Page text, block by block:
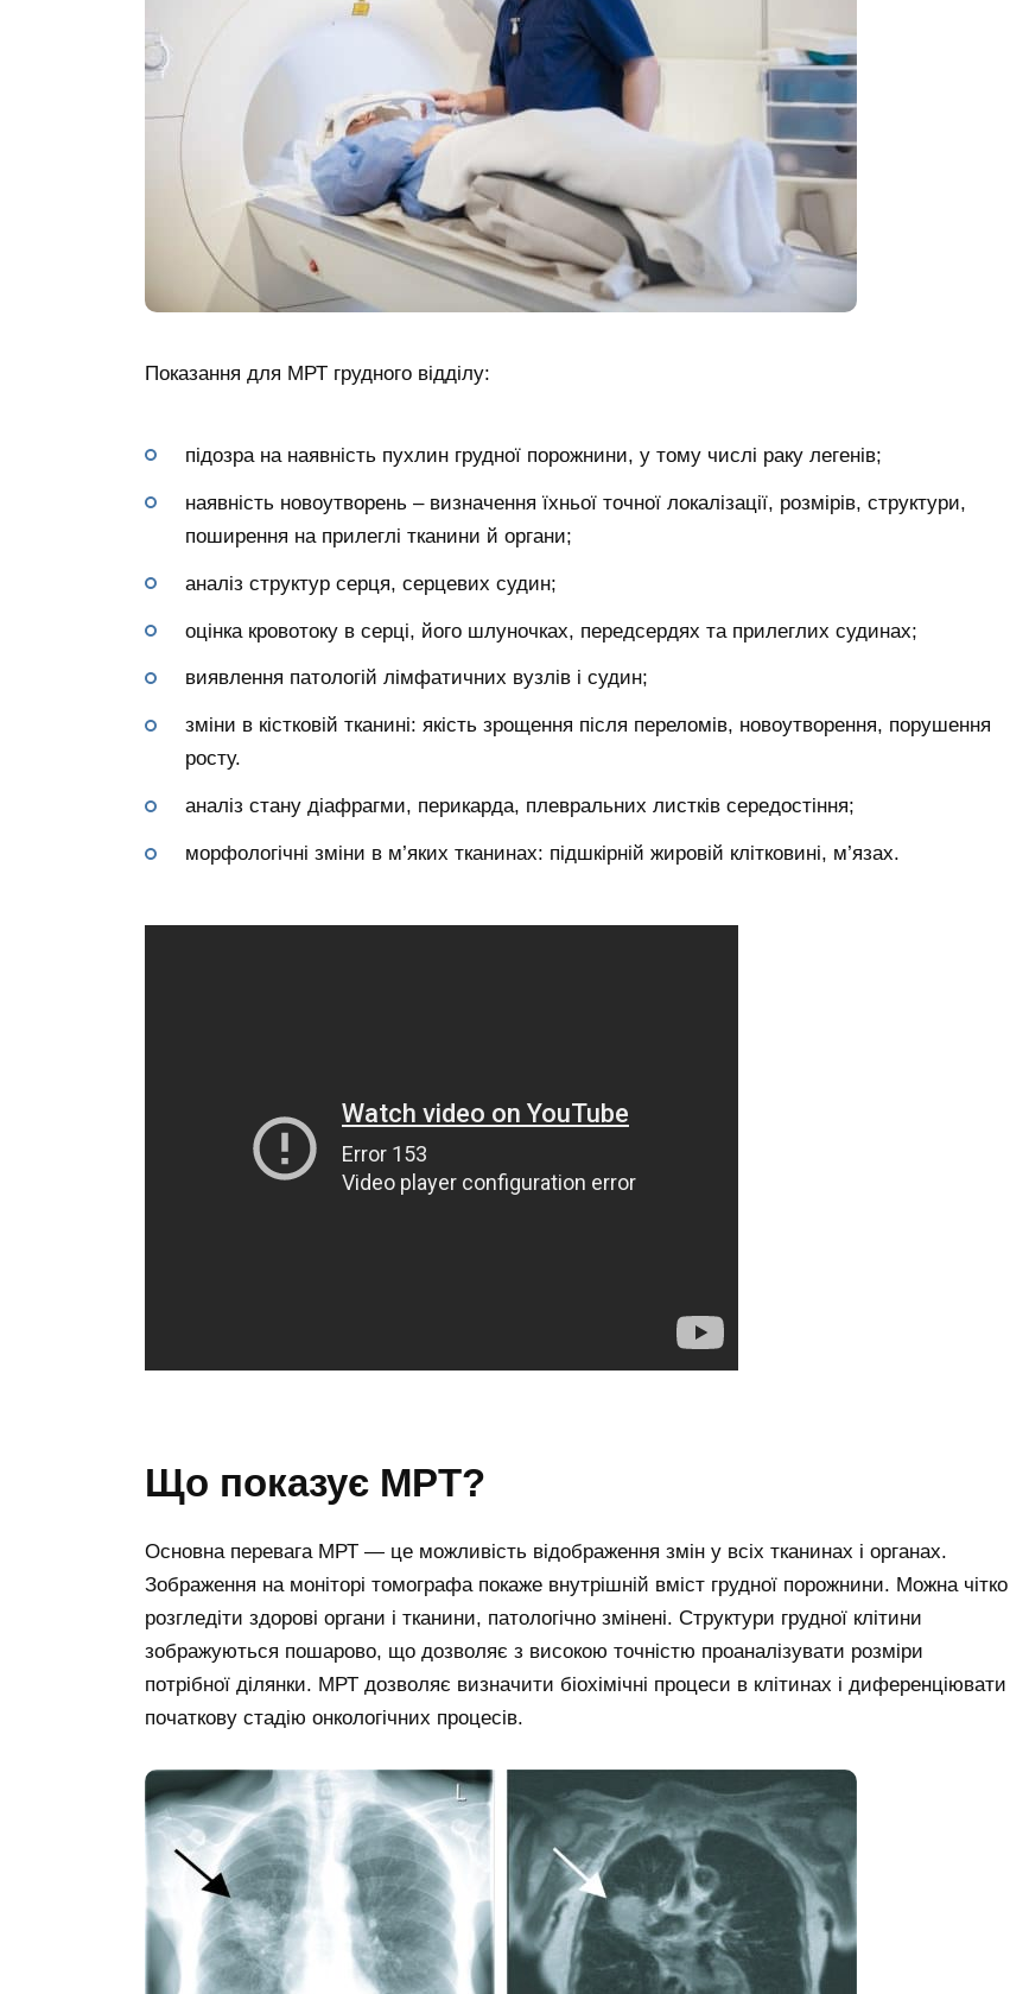
Показання для МРТ грудного відділу:
підозра на наявність пухлин грудної порожнини, у тому числі раку легенів;
наявність новоутворень – визначення їхньої точної локалізації, розмірів, структури,
поширення на прилеглі тканини й органи;
аналіз структур серця, серцевих судин;
оцінка кровотоку в серці, його шлуночках, передсердях та прилеглих судинах;
виявлення патологій лімфатичних вузлів і судин;
зміни в кістковій тканині: якість зрощення після переломів, новоутворення, порушення
росту.
аналіз стану діафрагми, перикарда, плевральних листків середостіння;
морфологічні зміни в м’яких тканинах: підшкірній жировій клітковині, м’язах.
Що показує МРТ?
Основна перевага МРТ — це можливість відображення змін у всіх тканинах і органах.
Зображення на моніторі томографа покаже внутрішній вміст грудної порожнини. Можна чітко
розгледіти здорові органи і тканини, патологічно змінені. Структури грудної клітини
зображуються пошарово, що дозволяє з високою точністю проаналізувати розміри
потрібної ділянки. МРТ дозволяє визначити біохімічні процеси в клітинах і диференціювати
початкову стадію онкологічних процесів.